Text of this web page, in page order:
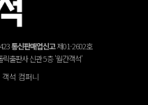
통신판매업신고제01-2602호
출판사 신관 5층 '월간객석'
석 컴퍼니